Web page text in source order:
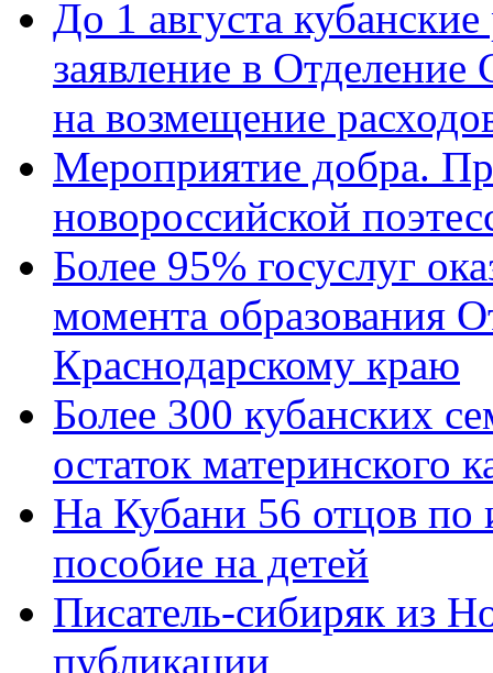
До 1 августа
заявление в
на возмещение
Мероприятие добра.
новороссийской
Более 95% госуслуг
момента образования
Краснодарскому краю
Более 300 кубанских
остаток материнского
На Кубани 56 отцов по
пособие на детей
Писатель-сибиряк из
публикации